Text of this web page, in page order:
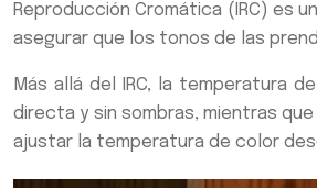
Reproducción Cromática (IRC) es
asegurar que los tonos de las
Más allá del IRC, la temperatura
directa y sin sombras, mientras
ajustar la temperatura de color